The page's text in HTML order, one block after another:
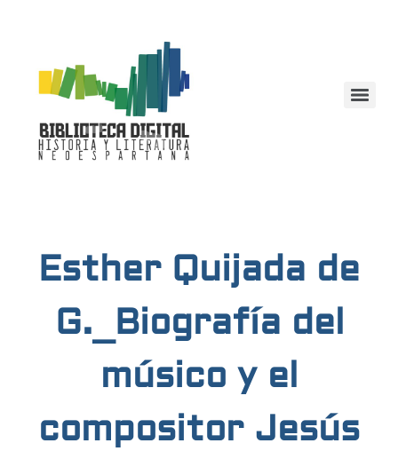
Esther Quijada de
G._Biografía del
músico y el
compositor Jesús